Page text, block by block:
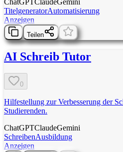
TitelgeneratorAutomatisierung
Anzeigen
Teilen
AI Schreib Tutor
0
Hilfestellung zur Verbesserung der
Studierenden.
ChatGPTClaudeGemini
SchreibenAusbildung
Anzeigen